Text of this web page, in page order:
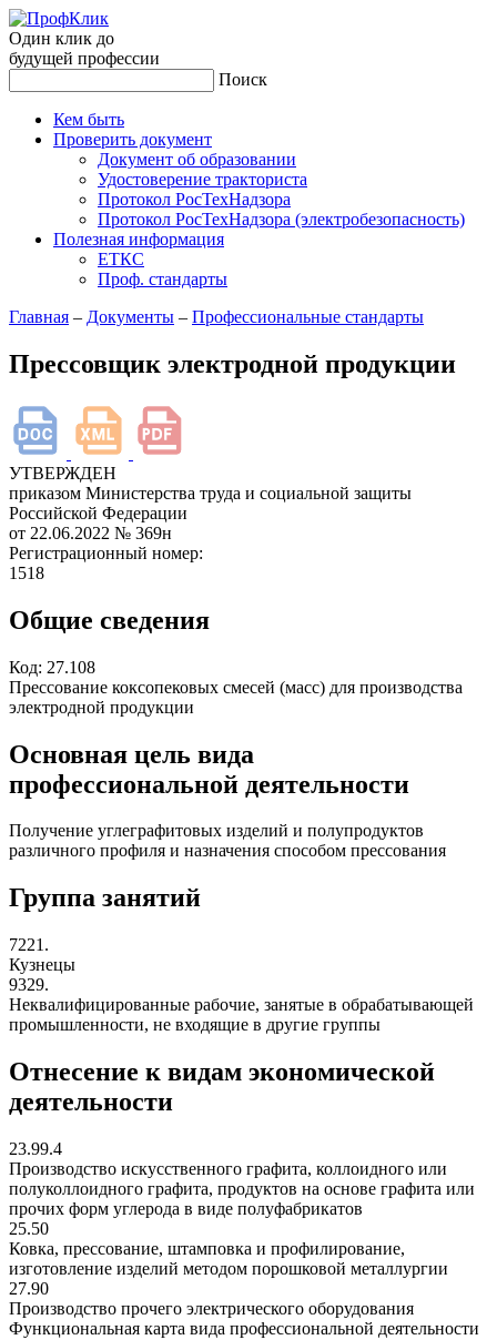
Один клик до
будущей профессии
Поиск
Кем быть
Проверить документ
Документ об образовании
Удостоверение тракториста
Протокол РосТехНадзора
Протокол РосТехНадзора (электробезопасность)
Полезная информация
ЕТКС
Проф. стандарты
Главная – Документы – Профессиональные стандарты
Прессовщик электродной продукции
УТВЕРЖДЕН
приказом Министерства труда и социальной защиты
Российской Федерации
от 22.06.2022 № 369н
Регистрационный номер:
1518
Общие сведения
Код: 27.108
Прессование коксопековых смесей (масс) для производства
электродной продукции
Основная цель вида
профессиональной деятельности
Получение углеграфитовых изделий и полупродуктов
различного профиля и назначения способом прессования
Группа занятий
7221.
Кузнецы
9329.
Неквалифицированные рабочие, занятые в обрабатывающей
промышленности, не входящие в другие группы
Отнесение к видам экономической
деятельности
23.99.4
Производство искусственного графита, коллоидного или
полуколлоидного графита, продуктов на основе графита или
прочих форм углерода в виде полуфабрикатов
25.50
Ковка, прессование, штамповка и профилирование,
изготовление изделий методом порошковой металлургии
27.90
Производство прочего электрического оборудования
Функциональная карта вида профессиональной деятельности